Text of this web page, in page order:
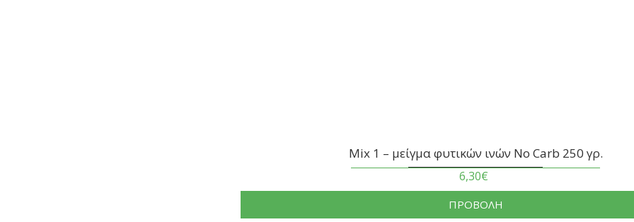
Mix 1 – μείγμα φυτικών ινών No Carb 250 γρ.
6,30€
ΠΡΟΒΟΛΗ